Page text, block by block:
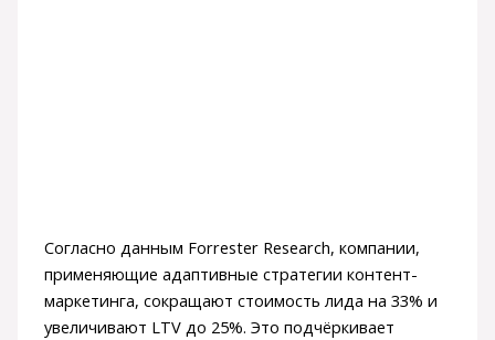
Согласно данным Forrester Research, компании,
применяющие адаптивные стратегии контент-
маркетинга, сокращают стоимость лида на 33% и
увеличивают LTV до 25%. Это подчёркивает